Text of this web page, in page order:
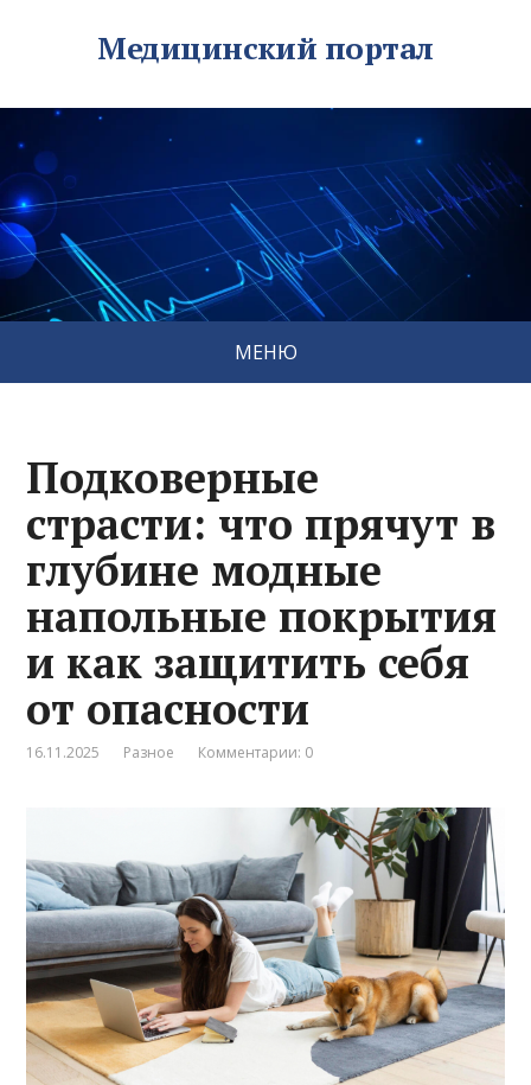
Медицинский портал
МЕНЮ
Подковерные
страсти: что прячут в
глубине модные
напольные покрытия
и как защитить себя
от опасности
16.11.2025 Разное Комментарии: 0